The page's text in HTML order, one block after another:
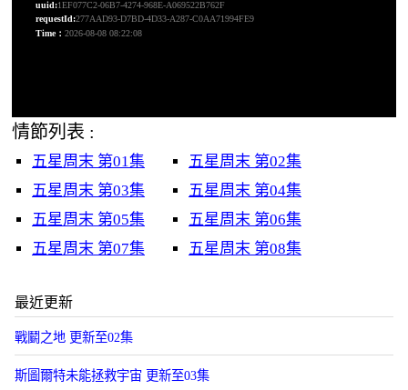
情節列表 :
五星周末 第01集
五星周末 第02集
五星周末 第03集
五星周末 第04集
五星周末 第05集
五星周末 第06集
五星周末 第07集
五星周末 第08集
最近更新
戰鬭之地 更新至02集
斯圖爾特未能拯救宇宙 更新至03集